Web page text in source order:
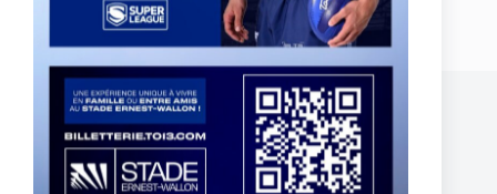
Publications similaires